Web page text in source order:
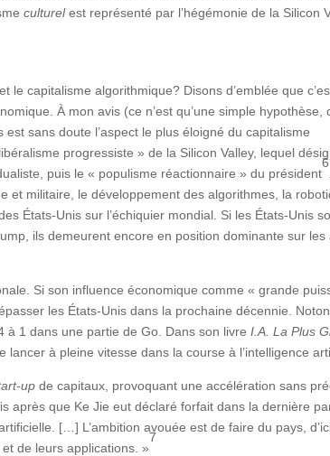
culturelest représenté par l’hégémonie de la Silicon
le capitalisme algorithmique? Disons d’emblée que
À mon avis (ce n’est qu’une simple hypothèse,
est sans doute l’aspect le plus éloigné du capitalisme
progressiste » de la Silicon Valley, lequel
puis le « populisme réactionnaire » du président
6
et militaire, le développement des algorithmes, la
États-Unis sur l’échiquier mondial. Si les États-Unis
ils demeurent encore en position dominante sur les
Si son influence économique comme « grande
les États-Unis dans la prochaine décennie.
à 1 dans une partie de Go. Dans son livreI.A. La Plus
à pleine vitesse dans la course à l’intelligence
up de capitaux, provoquant une accélération sans
après que Ke Jie eut déclaré forfait dans la dernière
[…] L’ambition avouée est de faire du pays,
de leurs applications. »
7